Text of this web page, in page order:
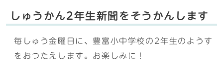
しゅうかん2年生新聞をそうかんします
毎しゅう金曜日に、豊富小中学校の2年生のようす
をおつたえします。お楽しみに！